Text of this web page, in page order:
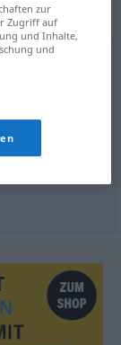
zur
Zugriff auf
und Inhalte,
und